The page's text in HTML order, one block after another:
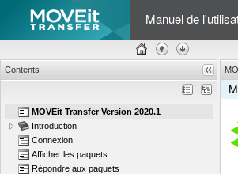
Manuel de
Contents
MOVEit Transfer Version 2020.1
Introduction
Connexion
Afficher les paquets
Répondre aux paquets